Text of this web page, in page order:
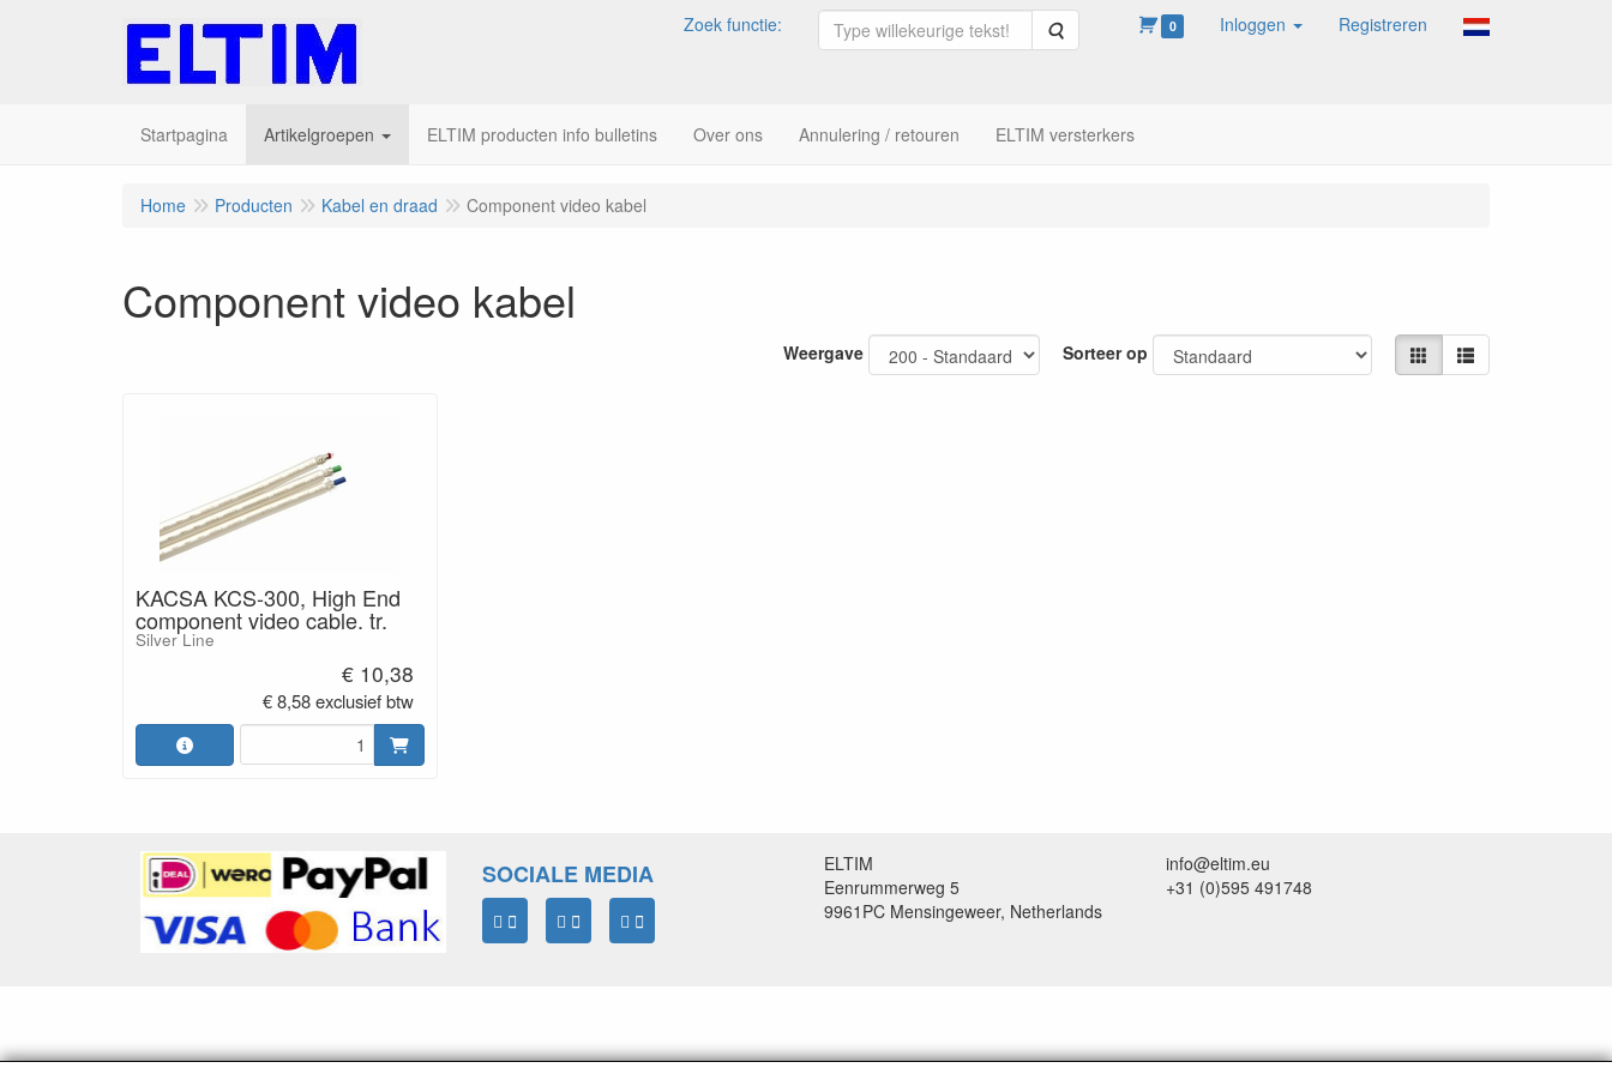
Zoek functie: Zoeken 0 Inloggen Registreren
Startpagina Artikelgroepen ELTIM producten info bulletins Over ons Annulering / retouren ELTIM versterkers
Home Producten Kabel en draad Component video kabel
Component video kabel
Weergave Sorteer op
KACSA KCS-300, High End
component video cable. tr.
Silver Line
€ 10,38
€ 8,58 exclusief btw
SOCIALE MEDIA
ELTIM
Eenrummerweg 5
9961PC Mensingeweer, Netherlands
info@eltim.eu
+31 (0)595 491748